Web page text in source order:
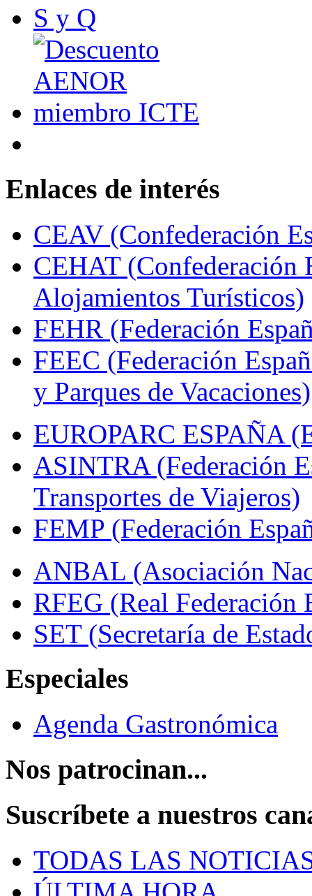
Enlaces de interés
CEAV (Confederación
CEHAT (Confederación
Alojamientos Turísticos)
FEHR (Federación
FEEC (Federación
y Parques de Vacaciones)
EUROPARC ESPAÑA
ASINTRA (Federación
Transportes de Viajeros)
FEMP (Federación
ANBAL (Asociación
RFEG (Real Federación
SET (Secretaría de
Especiales
Agenda Gastronómica
Nos patrocinan...
Suscríbete a nuestros
TODAS LAS